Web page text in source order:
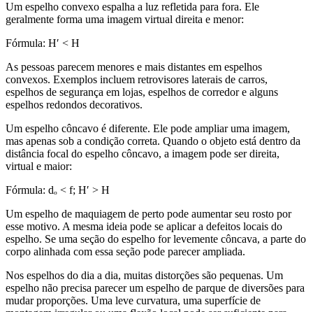
Um espelho convexo espalha a luz refletida para fora. Ele
geralmente forma uma imagem virtual direita e menor:
Fórmula: H′ < H
As pessoas parecem menores e mais distantes em espelhos
convexos. Exemplos incluem retrovisores laterais de carros,
espelhos de segurança em lojas, espelhos de corredor e alguns
espelhos redondos decorativos.
Um espelho côncavo é diferente. Ele pode ampliar uma imagem,
mas apenas sob a condição correta. Quando o objeto está dentro da
distância focal do espelho côncavo, a imagem pode ser direita,
virtual e maior:
Fórmula: dₒ < f; H′ > H
Um espelho de maquiagem de perto pode aumentar seu rosto por
esse motivo. A mesma ideia pode se aplicar a defeitos locais do
espelho. Se uma seção do espelho for levemente côncava, a parte do
corpo alinhada com essa seção pode parecer ampliada.
Nos espelhos do dia a dia, muitas distorções são pequenas. Um
espelho não precisa parecer um espelho de parque de diversões para
mudar proporções. Uma leve curvatura, uma superfície de